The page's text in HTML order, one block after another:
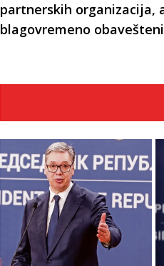
partnerskih organizacija,
blagovremeno obavešteni